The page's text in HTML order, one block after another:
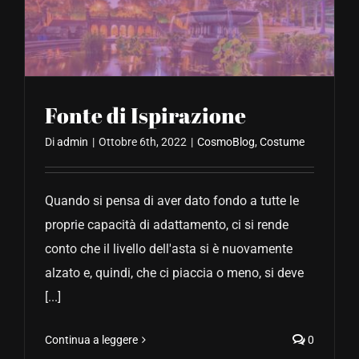
CONTATTACI
Fonte di Ispirazione
Diadmin | Ottobre 6th, 2022 | CosmoBlog,Costume
Quando si pensa di aver dato fondo a tutte le
proprie capacità di adattamento, ci si rende
conto che il livello dell'asta si è nuovamente
alzato e, quindi, che ci piaccia o meno, si deve
[...]
Continua a leggere 0